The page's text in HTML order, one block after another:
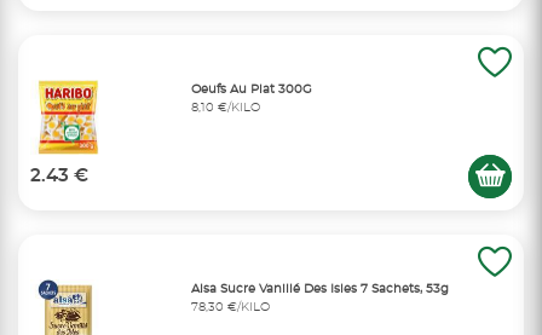
Oeufs Au Plat 300G
8,10 €/KILO
2.43 €
Alsa Sucre Vanillé Des Isles 7 Sachets, 53g
78,30 €/KILO